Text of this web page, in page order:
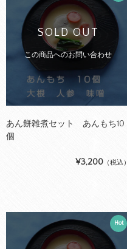
SOLD OUT
この商品へのお問い合わせ
あん餅雑煮セット あんもち10
個
¥3,200 （税込）
Hot